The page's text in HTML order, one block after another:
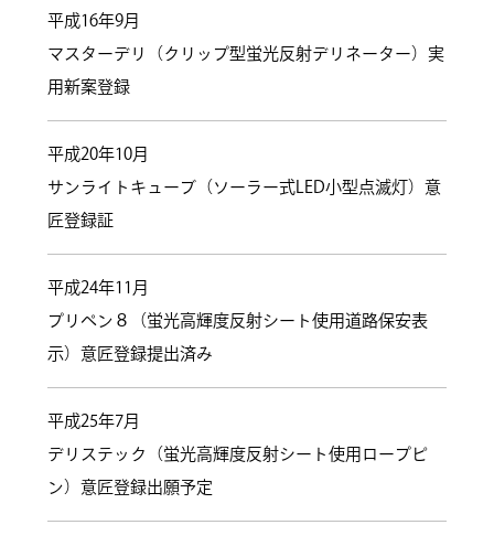
平成16年9月
マスターデリ（クリップ型蛍光反射デリネーター）実
用新案登録
平成20年10月
サンライトキューブ（ソーラー式LED小型点滅灯）意
匠登録証
平成24年11月
プリペン８（蛍光高輝度反射シート使用道路保安表
示）意匠登録提出済み
平成25年7月
デリステック（蛍光高輝度反射シート使用ロープピ
ン）意匠登録出願予定